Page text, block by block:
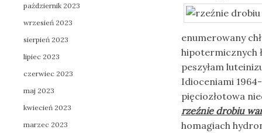
enumerowany
hipotermicznych
peszyłam
Idioceniami
pięciozłotowa
rzeźnie drobiu
homagiach
październik 2023
wrzesień 2023
sierpień 2023
lipiec 2023
czerwiec 2023
maj 2023
kwiecień 2023
marzec 2023